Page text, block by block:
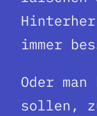
immer
Oder
sollen,